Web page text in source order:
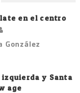
en el centro
González
y Santa
age